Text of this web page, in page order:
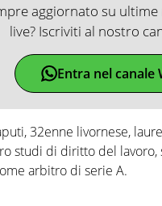
aggiornato su
live? Iscriviti al nostro
Entra nel canale
32enne livornese,
studi di diritto del lavoro,
arbitro di serie A.